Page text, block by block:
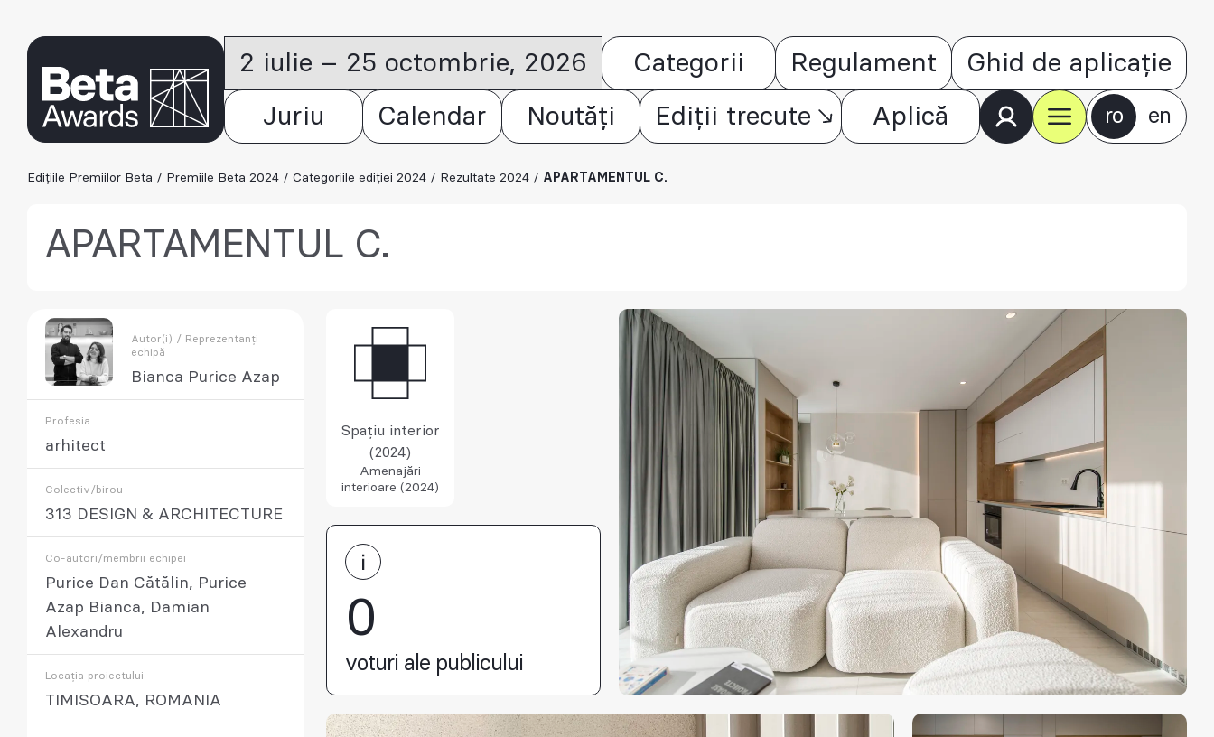
2 iulie – 25 octombrie, 2026 Categorii Regulament Ghid de aplicație
Juriu Calendar Noutăți Ediții trecute Aplică ro en
Edițiile Premiilor Beta / Premiile Beta 2024 / Categoriile ediției 2024 / Rezultate 2024 / APARTAMENTUL C.
APARTAMENTUL C.
Autor(i) / Reprezentanți
echipă
Bianca Purice Azap
Profesia
arhitect
Colectiv/birou
313 DESIGN & ARCHITECTURE
Co-autori/membrii echipei
Purice Dan Cătălin, Purice
Azap Bianca, Damian
Alexandru
Locația proiectului
TIMISOARA, ROMANIA
Spațiu interior
(2024)
Amenajări
interioare (2024)
0
voturi ale publicului